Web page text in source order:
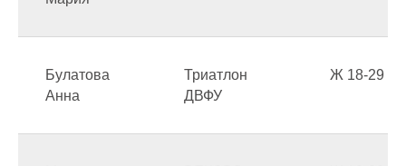
Булатова
Анна
Триатлон
ДВФУ
Ж 18-29